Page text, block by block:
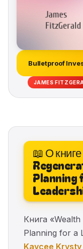
Bulletproof
JAMES
📖 О
Planning
Книга
Planning for a
Kaycee Krysty